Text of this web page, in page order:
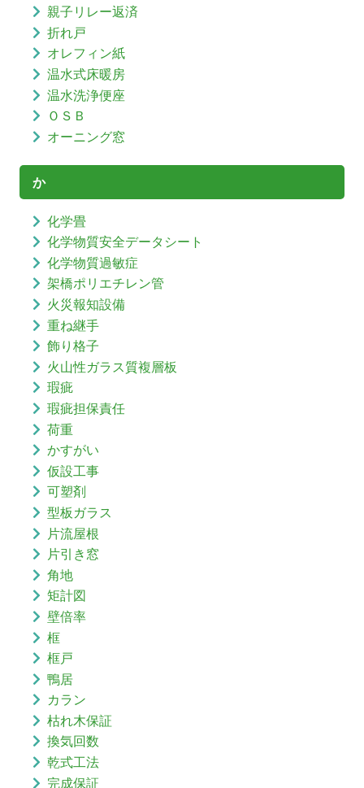
親子リレー返済
折れ戸
オレフィン紙
温水式床暖房
温水洗浄便座
ＯＳＢ
オーニング窓
か
化学畳
化学物質安全データシート
化学物質過敏症
架橋ポリエチレン管
火災報知設備
重ね継手
飾り格子
火山性ガラス質複層板
瑕疵
瑕疵担保責任
荷重
かすがい
仮設工事
可塑剤
型板ガラス
片流屋根
片引き窓
角地
矩計図
壁倍率
框
框戸
鴨居
カラン
枯れ木保証
換気回数
乾式工法
完成保証